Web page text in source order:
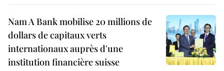
Nam A Bank mobilise 20 millions de
dollars de capitaux verts
internationaux auprès d'une
institution financière suisse